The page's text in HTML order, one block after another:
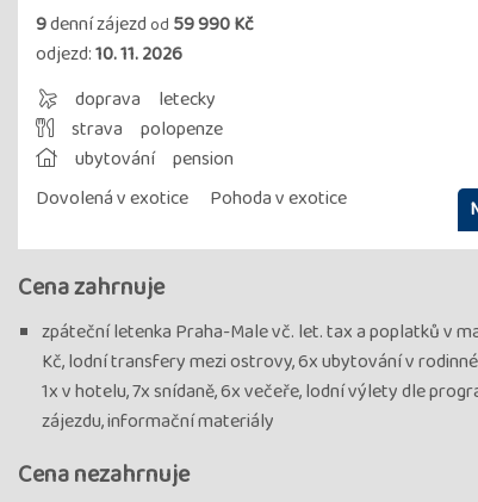
9denní zájezd od 59 990 Kč
odjezd:10. 11. 2026
doprava
letecky
strava
polopenze
ubytování pension
Dovolená v exotice
Pohoda v exotice
Cena zahrnuje
zpáteční letenka Praha-Male vč. let. tax a poplatků v
Kč, lodní transfery mezi ostrovy, 6x ubytování v
1x v hotelu, 7x snídaně, 6x večeře, lodní výlety dle
zájezdu, informační materiály
Cena nezahrnuje